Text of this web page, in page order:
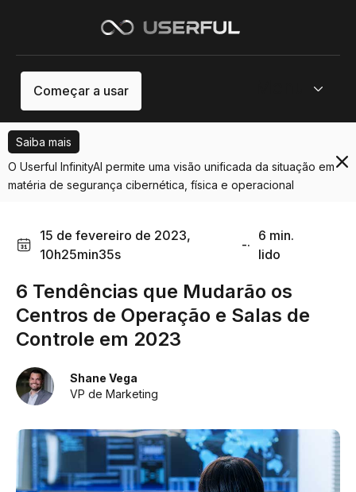
Começar a usar
Saiba mais
O Userful InfinityAI permite uma visão unificada da situação em
matéria de segurança cibernética, física e operacional
15 de fevereiro de 2023,
10h25min35s
-·
6 min.
lido
6 Tendências que Mudarão os
Centros de Operação e Salas de
Controle em 2023
Shane Vega
VP de Marketing